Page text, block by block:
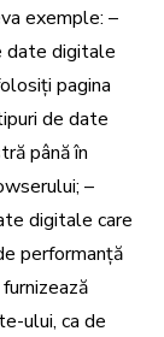
exemple: –
date digitale
pagina
de date
până în
–
digitale care
performanță
ului, ca de